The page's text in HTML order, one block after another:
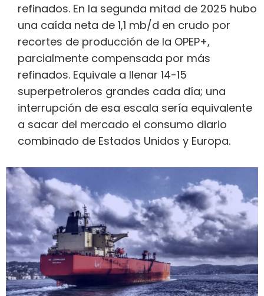
refinados. En la segunda mitad de 2025 hubo
una caída neta de 1,1 mb/d en crudo por
recortes de producción de la OPEP+,
parcialmente compensada por más
refinados. Equivale a llenar 14-15
superpetroleros grandes cada día; una
interrupción de esa escala sería equivalente
a sacar del mercado el consumo diario
combinado de Estados Unidos y Europa.